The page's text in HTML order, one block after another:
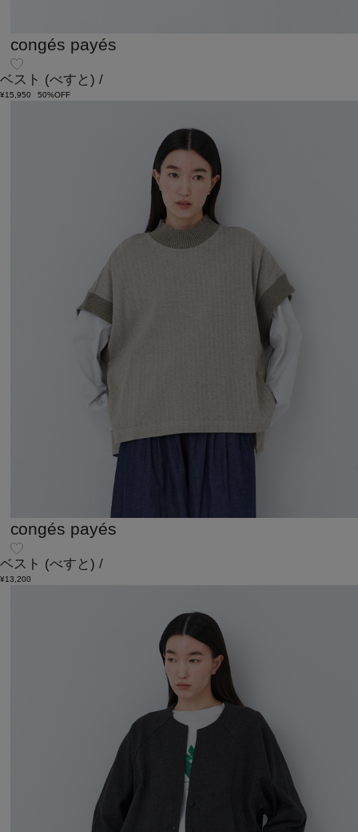
congés payés
ベスト (べすと) /
¥15,950 50%OFF
congés payés
ベスト (べすと) /
¥13,200